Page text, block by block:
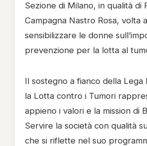
Sezione di Milano, in qualità di
Campagna Nastro Rosa, volta a
sensibilizzare le donne
prevenzione per la lotta al
Il sostegno a fianco della Lega
la Lotta contro i Tumori
appieno i valori e la mission di
Servire la società con qualità
che si riflette nel suo